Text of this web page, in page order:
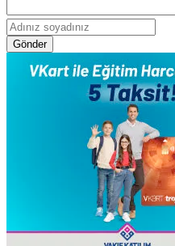
Gönder